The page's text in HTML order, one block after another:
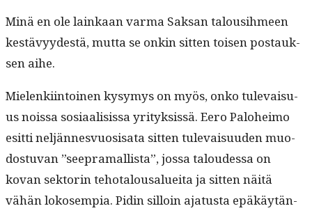
Minä en ole lainkaan var­ma Sak­san talousih­meen
kestävyy­destä, mut­ta se onkin sit­ten toisen postauk­
sen aihe.
Mie­lenki­in­toinen kysymys on myös, onko tule­vaisu­
us nois­sa sosi­aal­i­sis­sa yri­tyk­sis­sä. Eero Palo­heimo
esit­ti neljän­nesvu­o­sisa­ta sit­ten tule­vaisu­u­den muo­
dos­tu­van ”seep­ra­mallista”, jos­sa taloudessa on
kovan sek­torin teho­talousaluei­ta ja sit­ten näitä
vähän lokosem­pia. Pidin sil­loin aja­tus­ta epäkäytän­